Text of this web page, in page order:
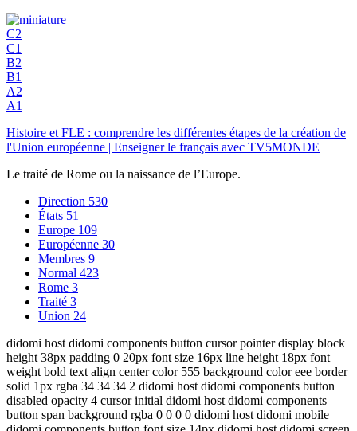
C2
C1
B2
B1
A2
A1
Histoire et FLE : comprendre les différentes étapes de la création de
l'Union européenne | Enseigner le français avec TV5MONDE
Le traité de Rome ou la naissance de l’Europe.
Direction 530
États 51
Europe 109
Européenne 30
Membres 9
Normal 423
Rome 3
Traité 3
Union 24
didomi host didomi components button cursor pointer display block
height 38px padding 0 20px font size 16px line height 18px font
weight bold text align center color 555 background color eee border
solid 1px rgba 34 34 34 2 didomi host didomi components button
disabled opacity 4 cursor initial didomi host didomi components
button span background rgba 0 0 0 0 didomi host didomi mobile